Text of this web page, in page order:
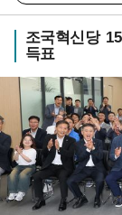
조국혁신당
득표